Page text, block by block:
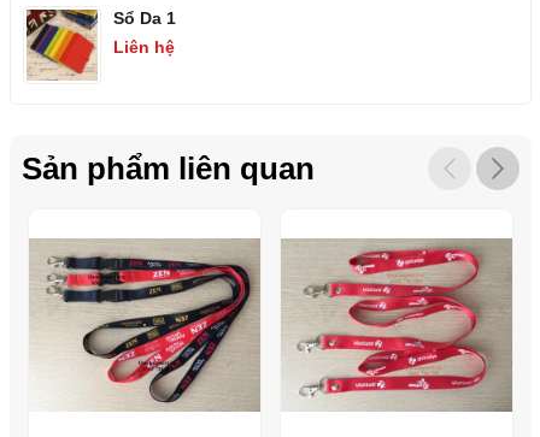
Sổ Da 1
Liên hệ
Sản phẩm liên quan